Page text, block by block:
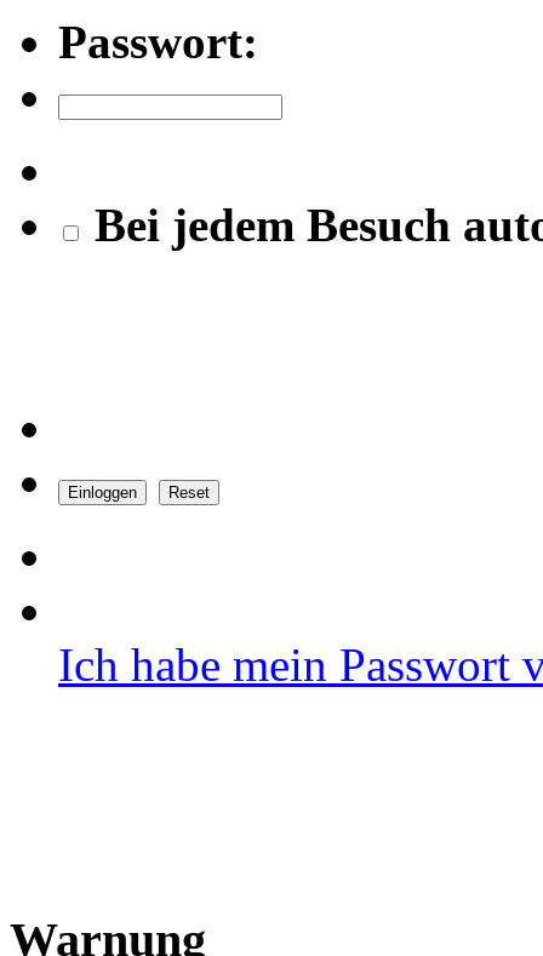
Passwort:
Bei jedem Besuch
Ich habe mein Passwort
Warnung